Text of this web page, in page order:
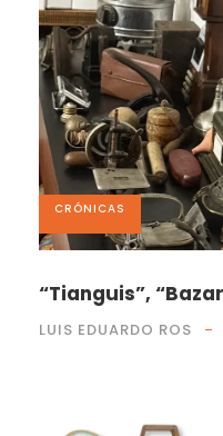
CRÓNICAS
“Tianguis”,
LUIS EDUARDO ROS